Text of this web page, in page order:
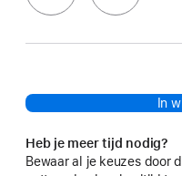
In
Heb je meer tijd nodig?
Bewaar al je keuzes door